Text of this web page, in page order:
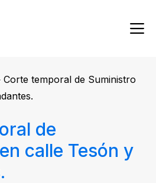
Corte temporal de Suministro
de
calle Tesón y